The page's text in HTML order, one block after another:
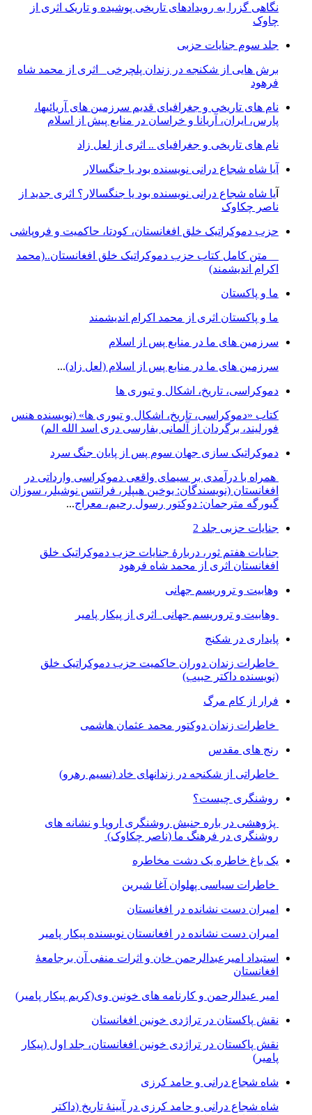
نگاهی گزرا به رویدادهای تاریخی پوشیده و تاریک اثری از
چاوک
جلد سوم جنایات حزبی
برش هایی از شکنجه در زندان پلچرخی اثری از محمد شاه
فرهود
نام های تاریخی و جغرافیای قدیم سرزمین های آریائیها،
پارس، ایران، آریانا و خراسان در منابع پیش از اسلام
نام های تاریخی و جغرافیای .. اثری از لعل زاد
آیا شاه شجاع درانی نویسنده بود یا جنگسالار
یا شاه شجاع درانی نویسنده بود یا جنگسالار؟ اثری جدید از
ناصر چکاوک
حزب دموکراتیک خلق افغانستان، کودتا، حاکمیت و فروپاشی
متن کامل کتاب حزب دموکراتیک خلق افغانستان..(محمد
اکرام اندیشمند)
ما و پاکستان
ما و پاکستان اثری از محمد اکرام اندیشمند
سرزمین های ما در منابع پس از اسلام
سرزمین های ما در منابع پس از اسلام (لعل زاد)...
دموکراسی، تاريخ، اشکال و تيوری ها
کتاب «دموکراسی، تاريخ، اشکال و تيوری ها» (نويسنده هنس
فورليند، برگردان از آلمانی بفارسی دری اسد الله الم)
دموکراتیک سازی جهان سوم پس از پایان جنگ سرد
همراه با درآمدی بر سیمای واقعی دموکراسی وارداتی در
افغانستان (نویسندگان: یوخین هیپلر، فرانتس نوشیلر، سوزان
گیورگه مترجمان: دوکتور رسول رحیم، معراج...
جنایات حزبی جلد 2
جنایات هفتم ثور، دربارۀ جنایات حزب دموکراتیک خلق
افغانستان اثری از محمد شاه فرهود
وهابیت و تروریسم جهانی
وهابیت و تروریسم جهانی اثری از پیکار پامیر
پایداری در شکنج
خاطرات زندان دوران حاکمیت حزب دموکراتیک خلق
(نویسنده داکتر حبیب)
فرار از کام مرگ
خاطرات زندان دوکتور محمد عثمان هاشمی
رنج های مقدس
خاطراتی از شکنجه در زندانهای خاد (نسیم رهرو)
روشنگری چیست؟
پژوهشی در باره جنبش روشنگری اروپا و نشانه های
روشنگری در فرهنگ ما (ناصر چکاوک)
یک باغ خاطره یک دشت مخاطره
خاطرات سیاسی پهلوان آغا شیرین
امیران دست نشانده در افغانستان
امیران دست نشانده در افغانستان نویسنده پیکار پامیر
استبداد امیرعبدالرحمن خان و اثرات منفی آن برجامعۀ
افغانستان
امیر عیدالرحمن و کارنامه های خونین وی(کریم پیکار پامیر)
نقش پاکستان در تراژدی خونین افغانستان
نقش پاکستان در تراژدی خونین افغانستان، جلد اول (پیکار
پامیر)
شاه شجاع درانی و حامد کرزی
شاه شجاع درانی و حامد کرزی در آیینۀ تاریخ (داکتر